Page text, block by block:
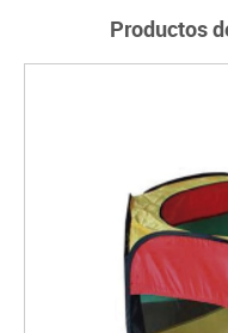
Productos